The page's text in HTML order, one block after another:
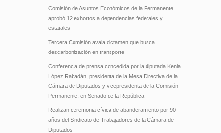
Comisión de Asuntos Económicos de la Permanente
aprobó 12 exhortos a dependencias federales y
estatales
Tercera Comisión avala dictamen que busca
descarbonización en transporte
Conferencia de prensa concedida por la diputada Kenia
López Rabadán, presidenta de la Mesa Directiva de la
Cámara de Diputados y vicepresidenta de la Comisión
Permanente, en Senado de la República
Realizan ceremonia cívica de abanderamiento por 90
años del Sindicato de Trabajadores de la Cámara de
Diputados